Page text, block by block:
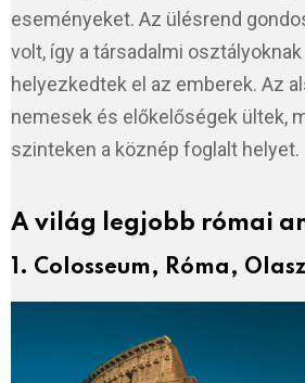
eseményeket. Az ülésrend
volt, így a társadalmi
helyezkedtek el az emberek. Az
nemesek és előkelőségek ültek,
szinteken a köznép foglalt helyet.
A világ legjobb római
1. Colosseum, Róma,